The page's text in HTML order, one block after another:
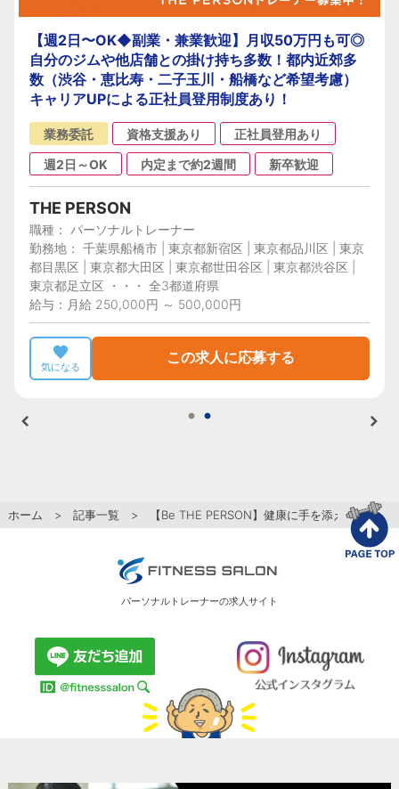
【週2日〜OK◆副業・兼業歓迎】月収50万円も可◎
自分のジムや他店舗との掛け持ち多数！都内近郊多
数（渋谷・恵比寿・二子玉川・船橋など希望考慮）
キャリアUPによる正社員登用制度あり！
業務委託 資格支援あり
正社員登用あり
週2日～OK
内定まで約2週間 新卒歓迎
THE PERSON
職種： パーソナルトレーナー
勤務地： 千葉県船橋市 | 東京都新宿区 | 東京都品川区 | 東京
都目黒区 | 東京都大田区 | 東京都世田谷区 | 東京都渋谷区 |
東京都足立区 ・・・ 全3都道府県
給与：月給 250,000円 ～ 500,000円
気になる
この求人に応募する
ホーム > 記事一覧 > 【Be THE PERSON】健康に手を添えて 温度を
パーソナルトレーナーの求人サイト